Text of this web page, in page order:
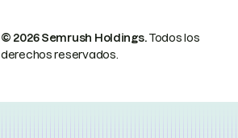
© 2026 Semrush Holdings.Todos los
derechos reservados.